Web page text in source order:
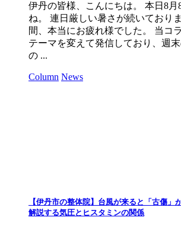
伊丹の皆様、こんにちは。 本日8月
ね。 連日厳しい暑さが続いており
間、本当にお疲れ様でした。 当コ
テーマを変えて発信しており、週
の ...
Column News
【伊丹市の整体院】台風が来ると「古傷」
解説する気圧とヒスタミンの関係